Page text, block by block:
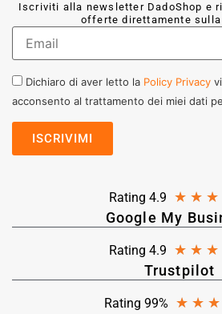
Iscriviti alla newsletter DadoShop e
offerte direttamente
Dichiaro di aver letto la Policy Privacy
acconsento al trattamento dei miei dati
Rating 4.9 ★ ★ ★
Google My
Rating 4.9 ★ ★ ★
Trustpilot
Rating 99% ★ ★ ★